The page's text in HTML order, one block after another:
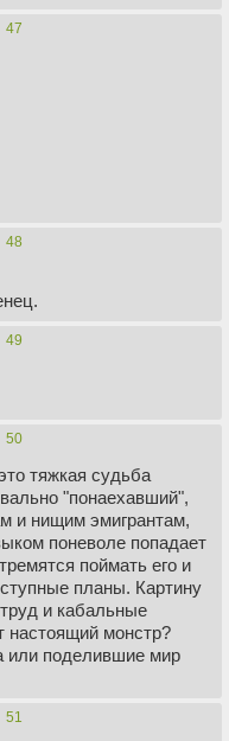
47
48
49
50
тяжкая судьба
"понаехавший",
и нищим эмигрантам,
поневоле попадает
поймать его и
планы. Картину
и кабальные
настоящий монстр?
или поделившие мир
51